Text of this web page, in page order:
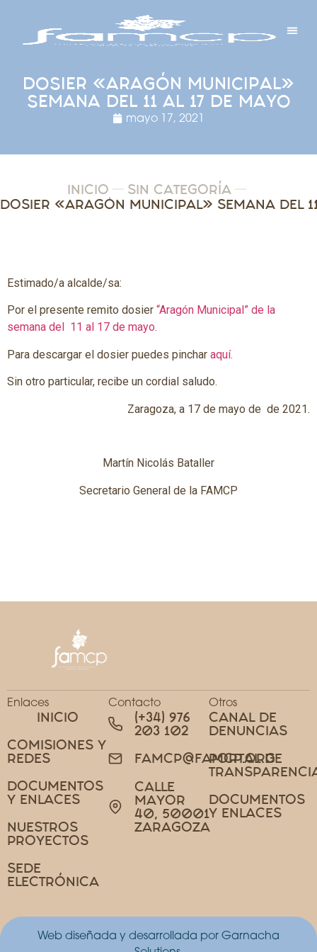
DOSIER «ARAGÓN MUNICIPAL»
SEMANA DEL 11 AL 17 DE MAYO
mayo 17, 2021
INICIO SIN CATEGORÍA
Estimado/a alcalde/sa:
Por el presente remito dosier “Aragón Municipal” de la
semana del 11 al 17 de mayo.
Para descargar el dosier puedes pinchar aquí.
Sin otro particular, recibe un cordial saludo.
Zaragoza, a 17 de mayo de de 2021.
Martín Nicolás Bataller
Secretario General de la FAMCP
Enlaces
INICIO
COMISIONES Y
REDES
DOCUMENTOS
Y ENLACES
NUESTROS
PROYECTOS
SEDE
ELECTRÓNICA
Contacto
(+34) 976
203 102
FAMCP@FAMCP.ORG
CALLE
MAYOR
40, 50001
ZARAGOZA
Otros
CANAL DE
DENUNCIAS
PORTAL DE
DOCUMENTOS
Y ENLACES
Web diseñada y desarrollada por Garnacha